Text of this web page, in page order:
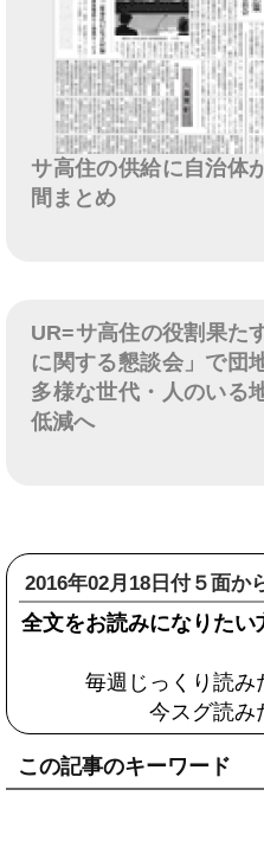
サ高住の供給に自治体
間まとめ
UR=サ高住の役割果た
に関する懇談会」で団
多様な世代・人のいる
低減へ
2016年02月18日付５面か
全文をお読みになりた
毎週じっくり読み
今スグ読み
この記事のキーワード